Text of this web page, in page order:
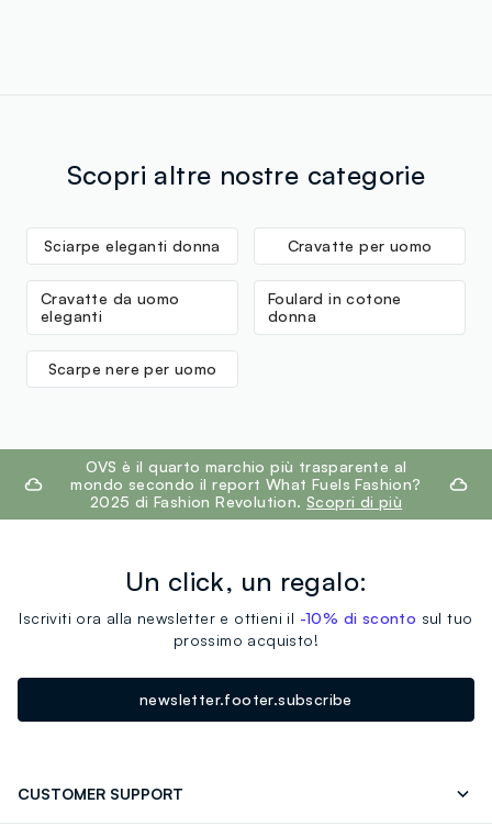
Scopri altre nostre categorie
Sciarpe eleganti donna Cravatte per uomo
Cravatte da uomo
eleganti
Foulard in cotone
donna
Scarpe nere per uomo
footer.ariatitleOVS è il quarto marchio più trasparente al
mondo secondo il report What Fuels Fashion?
2025 di Fashion Revolution. Scopri di più
Un click, un regalo:
Iscriviti ora alla newsletter e ottieni il -10% di sconto sul tuo
prossimo acquisto!
newsletter.footer.subscribe
CUSTOMER SUPPORT